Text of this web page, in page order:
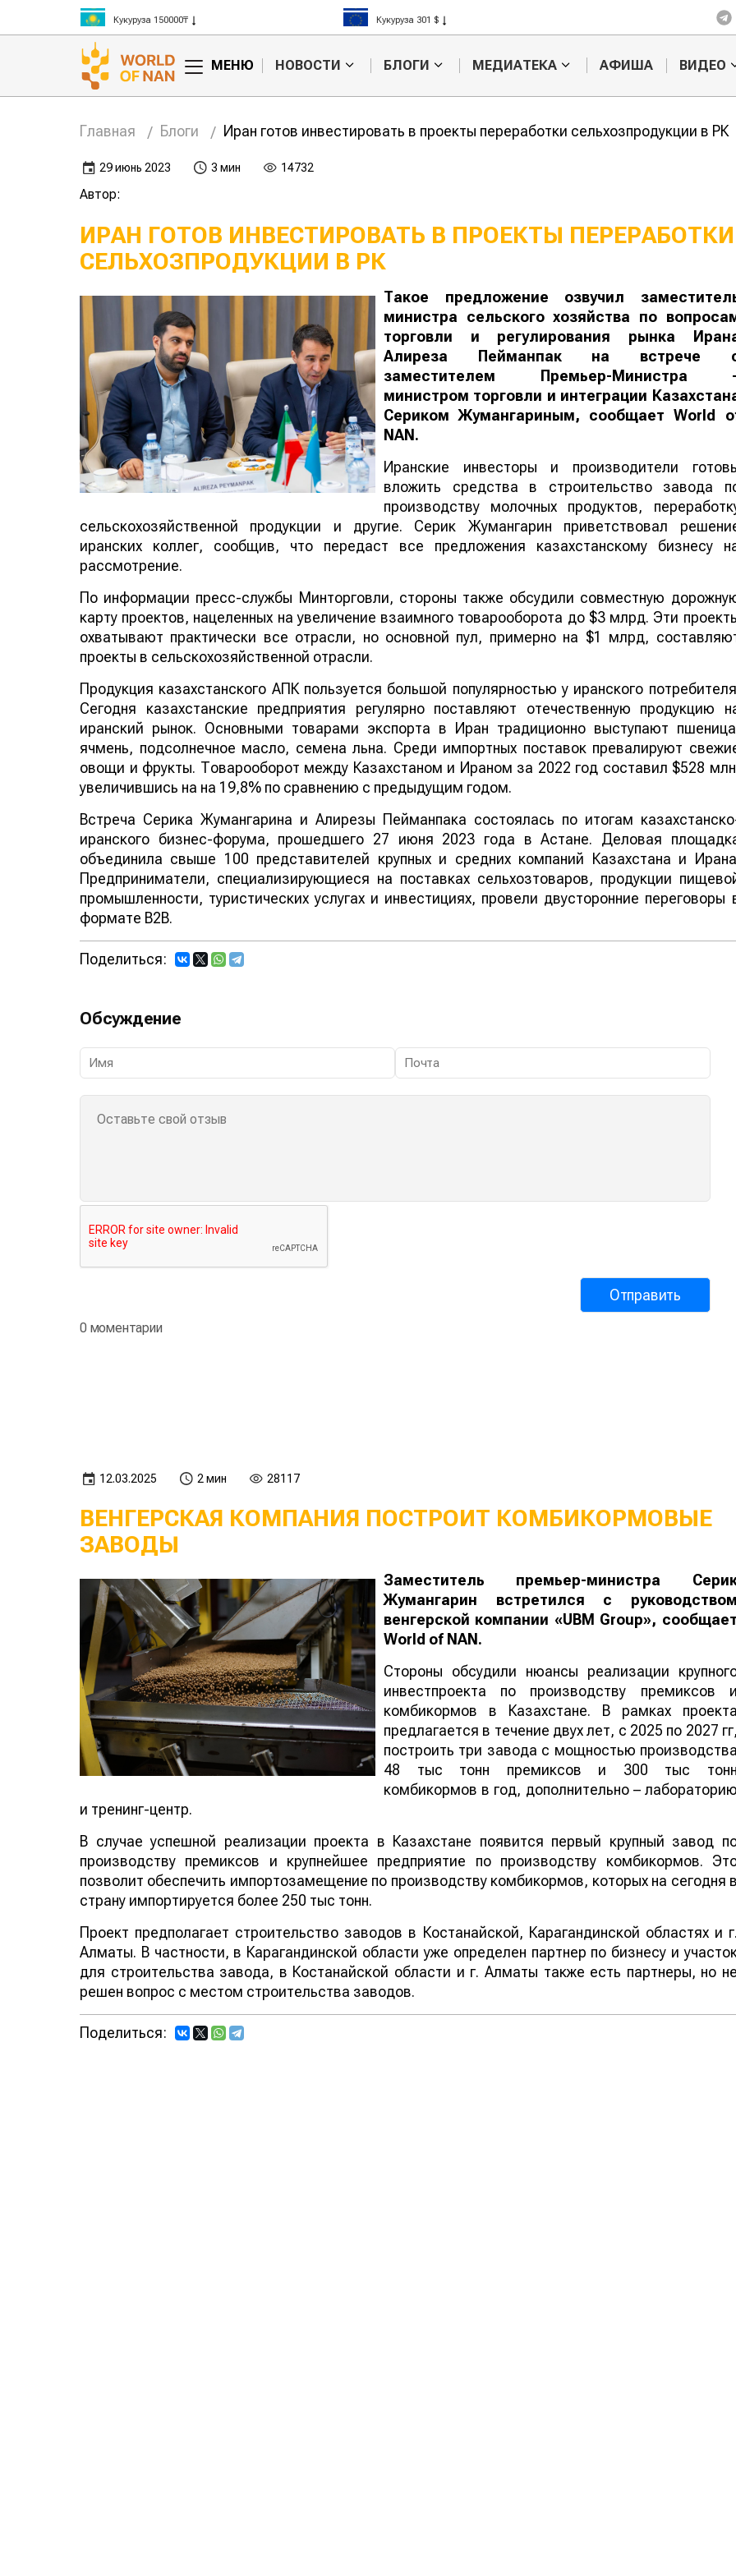
Кукуруза 150000₸
Рис 300000₸
Пшеница 3 класс 125000₸
Кукуруза 301 $
Рис 408 $
МЕНЮ НОВОСТИ БЛОГИ МЕДИАТЕКА АФИША ВИДЕО
Главная Блоги Иран готов инвестировать в проекты переработки сельхозпродукции в РК
29 июнь 2023 3 мин 14732
Автор:
ИРАН ГОТОВ ИНВЕСТИРОВАТЬ В ПРОЕКТЫ ПЕРЕРАБОТКИ
СЕЛЬХОЗПРОДУКЦИИ В РК
Такое предложение озвучил
министра сельского хозяйства по
торговли и регулирования рынка
Алиреза Пейманпак на встрече
заместителем Премьер-Министра
министром торговли и интеграции
Сериком Жумангариным, сообщаетWorld
NAN.
Иранские инвесторы и производители
вложить средства в строительство завода
производству молочных продуктов,
сельскохозяйственной продукции и другие. Серик Жумангарин приветствовал
иранских коллег, сообщив, что передаст все предложения казахстанскому бизнесу
рассмотрение.
По информации пресс-службы Минторговли, стороны также обсудили совместную
карту проектов, нацеленных на увеличение взаимного товарооборота до $3 млрд. Эти
охватывают практически все отрасли, но основной пул, примерно на $1 млрд,
проекты в сельскохозяйственной отрасли.
Продукция казахстанского АПК пользуется большой популярностью у иранского
Сегодня казахстанские предприятия регулярно поставляют отечественную продукцию
иранский рынок. Основными товарами экспорта в Иран традиционно выступают
ячмень, подсолнечное масло, семена льна. Среди импортных поставок превалируют
овощи и фрукты. Товарооборот между Казахстаном и Ираном за 2022 год составил $528
увеличившись на на 19,8% по сравнению с предыдущим годом.
Встреча Серика Жумангарина и Алирезы Пейманпака состоялась по итогам
иранского бизнес-форума, прошедшего 27 июня 2023 года в Астане. Деловая
объединила свыше 100 представителей крупных и средних компаний Казахстана и
Предприниматели, специализирующиеся на поставках сельхозтоваров, продукции
промышленности, туристических услугах и инвестициях, провели двусторонние переговоры
формате B2B.
Поделиться:
Обсуждение
0 моментарии
комбикормовые
заводы
будет производить
корма в Казахстане
Китайская
займется
продуктов в
Казахстане
12.03.2025 2 мин 28117
ВЕНГЕРСКАЯ КОМПАНИЯ ПОСТРОИТ КОМБИКОРМОВЫЕ
ЗАВОДЫ
Заместитель премьер-министра
Жумангарин встретился с руководством
венгерской компании «UBM Group», сообщает
World of NAN.
Стороны обсудили нюансы реализации
инвестпроекта по производству премиксов и
комбикормов в Казахстане. В рамках проекта
предлагается в течение двух лет, с 2025 по 2027 гг,
построить три завода с мощностью производства
48 тыс тонн премиксов и 300 тыс тонн
комбикормов в год, дополнительно – лабораторию
и тренинг-центр.
В случае успешной реализации проекта в Казахстане появится первый крупный завод
производству премиксов и крупнейшее предприятие по производству комбикормов.
позволит обеспечить импортозамещение по производству комбикормов, которых на сегодня в
страну импортируется более 250 тыс тонн.
Проект предполагает строительство заводов в Костанайской, Карагандинской областях и г.
Алматы. В частности, в Карагандинской области уже определен партнер по бизнесу и
для строительства завода, в Костанайской области и г. Алматы также есть партнеры, но не
решен вопрос с местом строительства заводов.
Поделиться: